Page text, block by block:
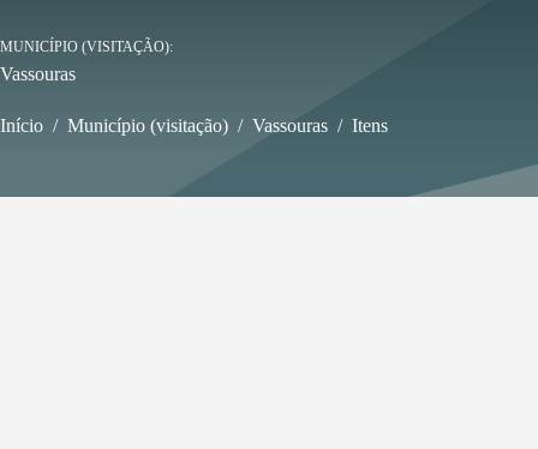
MUNICÍPIO (VISITAÇÃO)
Vassouras
Início / Município (visitação) / Vassouras / Itens